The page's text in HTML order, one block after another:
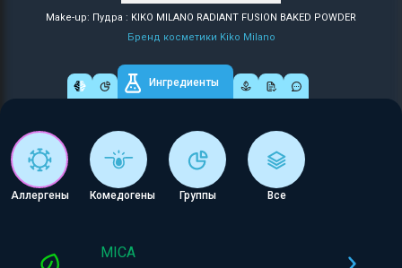
Make-up: Пудра : KIKO MILANO RADIANT FUSION BAKED POWDER
Бренд косметики Kiko Milano
Ингредиенты
Аллергены Комедогены Группы Все
MICA